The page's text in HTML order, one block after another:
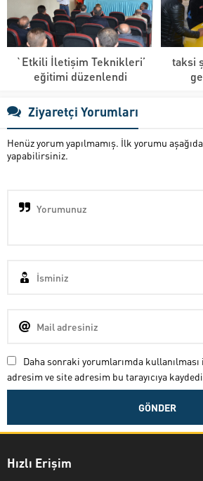
`Etkili İletişim Teknikleri’
eğitimi düzenlendi
taksi
Ziyaretçi Yorumları
Henüz yorum yapılmamış. İlk yorumu
yapabilirsiniz.
Daha sonraki yorumlarımda
adresim ve site adresim bu tarayıcıya
Hızlı Erişim